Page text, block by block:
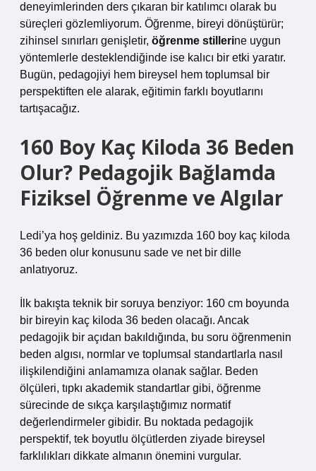
deneyimlerinden ders çıkaran bir katılımcı olarak bu
süreçleri gözlemliyorum. Öğrenme, bireyi dönüştürür;
zihinsel sınırları genişletir, öğrenme stillerine uygun
yöntemlerle desteklendiğinde ise kalıcı bir etki yaratır.
Bugün, pedagojiyi hem bireysel hem toplumsal bir
perspektiften ele alarak, eğitimin farklı boyutlarını
tartışacağız.
160 Boy Kaç Kiloda 36 Beden
Olur? Pedagojik Bağlamda
Fiziksel Öğrenme ve Algılar
Ledi’ya hoş geldiniz. Bu yazımızda 160 boy kaç kiloda
36 beden olur konusunu sade ve net bir dille
anlatıyoruz.
İlk bakışta teknik bir soruya benziyor: 160 cm boyunda
bir bireyin kaç kiloda 36 beden olacağı. Ancak
pedagojik bir açıdan bakıldığında, bu soru öğrenmenin
beden algısı, normlar ve toplumsal standartlarla nasıl
ilişkilendiğini anlamamıza olanak sağlar. Beden
ölçüleri, tıpkı akademik standartlar gibi, öğrenme
sürecinde de sıkça karşılaştığımız normatif
değerlendirmeler gibidir. Bu noktada pedagojik
perspektif, tek boyutlu ölçütlerden ziyade bireysel
farklılıkları dikkate almanın önemini vurgular.